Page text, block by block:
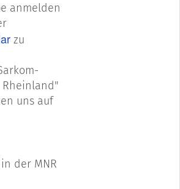
anmelden
zu
uns auf
der MNR